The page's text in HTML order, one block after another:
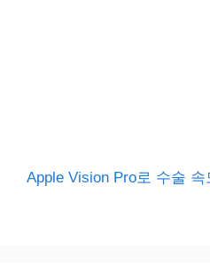
Apple Vision Pro로 수술